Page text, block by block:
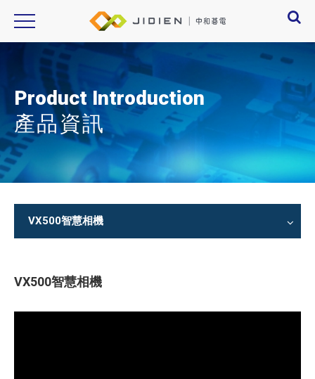
Product Introduction
產品資訊
VX500智慧相機
VX500智慧相機